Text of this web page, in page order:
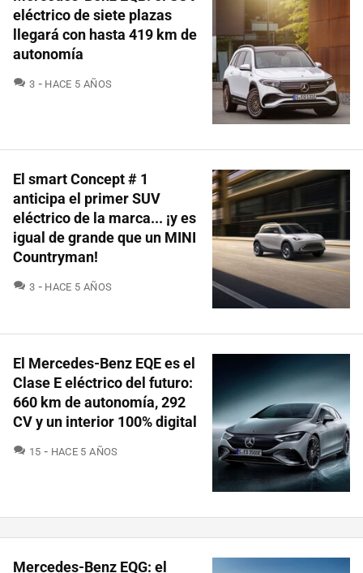
eléctrico de siete plazas
llegará con hasta 419 km de
autonomía
3 COMENTARIOS
HACE 5 AÑOS
El smart Concept # 1
anticipa el primer SUV
eléctrico de la marca... ¡y es
igual de grande que un MINI
Countryman!
3 COMENTARIOS
HACE 5 AÑOS
El Mercedes-Benz EQE es el
Clase E eléctrico del futuro:
660 km de autonomía, 292
CV y un interior 100% digital
15 COMENTARIOS
HACE 5 AÑOS
Mercedes-Benz EQG: el